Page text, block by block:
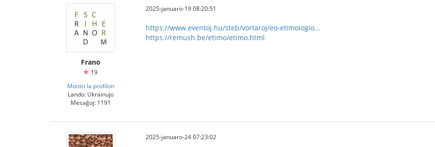
Frano
19
Montri la profilon
Lando: Ukrainujo
Mesaĝoj: 1191
2025-januaro-19 08:20:51
https://www.eventoj.hu/steb/vortaroj/eo-etimologio...
https://remush.be/etimo/etimo.html
2025-januaro-24 07:23:02